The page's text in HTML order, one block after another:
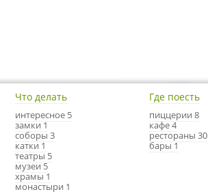
Что делать
интересное 5
замки 1
соборы 3
катки 1
театры 5
музеи 5
храмы 1
монастыри 1
Где поесть
пиццерии 8
кафе 4
рестораны 30
бары 1